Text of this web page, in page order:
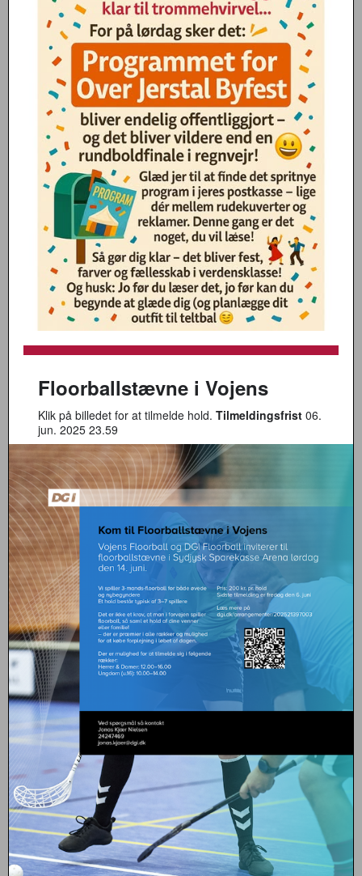
Floorballstævne i Vojens
Klik på billedet for at tilmelde hold. Tilmeldingsfrist 06.
jun. 2025 23.59